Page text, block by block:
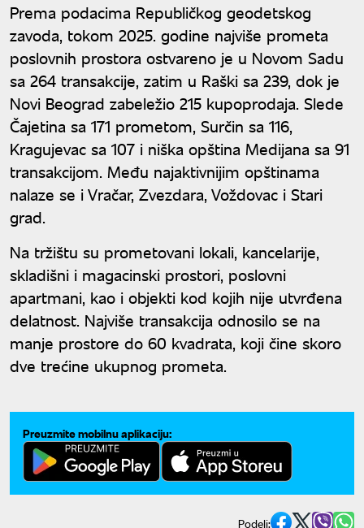
Prema podacima Republičkog geodetskog
zavoda, tokom 2025. godine najviše prometa
poslovnih prostora ostvareno je u Novom Sadu
sa 264 transakcije, zatim u Raški sa 239, dok je
Novi Beograd zabeležio 215 kupoprodaja. Slede
Čajetina sa 171 prometom, Surčin sa 116,
Kragujevac sa 107 i niška opština Medijana sa 91
transakcijom. Među najaktivnijim opštinama
nalaze se i Vračar, Zvezdara, Voždovac i Stari
grad.
Na tržištu su prometovani lokali, kancelarije,
skladišni i magacinski prostori, poslovni
apartmani, kao i objekti kod kojih nije utvrđena
delatnost. Najviše transakcija odnosilo se na
manje prostore do 60 kvadrata, koji čine skoro
dve trećine ukupnog prometa.
Preuzmite mobilnu aplikaciju:
Podeli: